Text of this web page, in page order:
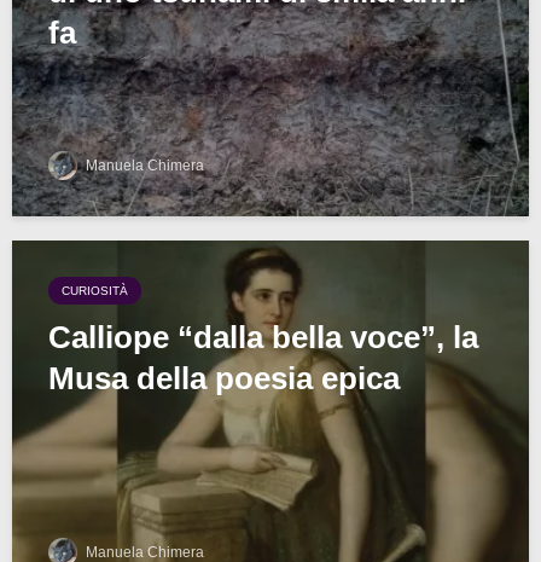
fa
Manuela Chimera
CURIOSITÀ
Calliope “dalla bella voce”, la
Musa della poesia epica
Manuela Chimera